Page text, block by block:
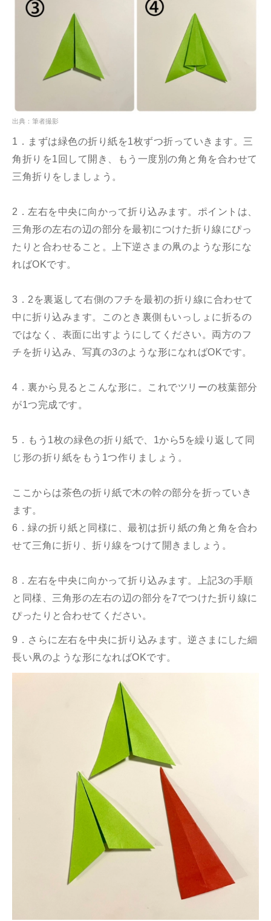
出典：筆者撮影
1．まずは緑色の折り紙を1枚ずつ折っていきます。三
角折りを1回して開き、もう一度別の角と角を合わせて
三角折りをしましょう。
2．左右を中央に向かって折り込みます。ポイントは、
三角形の左右の辺の部分を最初につけた折り線にぴっ
たりと合わせること。上下逆さまの凧のような形にな
ればOKです。
3．2を裏返して右側のフチを最初の折り線に合わせて
中に折り込みます。このとき裏側もいっしょに折るの
ではなく、表面に出すようにしてください。両方のフ
チを折り込み、写真の3のような形になればOKです。
4．裏から見るとこんな形に。これでツリーの枝葉部分
が1つ完成です。
5．もう1枚の緑色の折り紙で、1から5を繰り返して同
じ形の折り紙をもう1つ作りましょう。
ここからは茶色の折り紙で木の幹の部分を折っていき
ます。
6．緑の折り紙と同様に、最初は折り紙の角と角を合わ
せて三角に折り、折り線をつけて開きましょう。
8．左右を中央に向かって折り込みます。上記3の手順
と同様、三角形の左右の辺の部分を7でつけた折り線に
ぴったりと合わせてください。
9．さらに左右を中央に折り込みます。逆さまにした細
長い凧のような形になればOKです。